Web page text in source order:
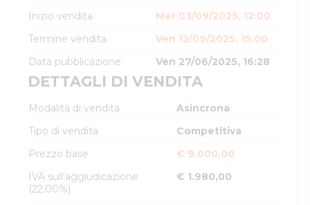
Inizio vendita
Mer 03/09/2025, 12:00
Termine vendita
Ven 12/09/2025, 15:00
Data pubblicazione
Ven 27/06/2025, 16:28
DETTAGLI DI VENDITA
Modalità di vendita
Asincrona
Tipo di vendita
Competitiva
Prezzo base
€ 9.000,00
IVA sull'aggiudicazione
(22.00%)
€ 1.980,00